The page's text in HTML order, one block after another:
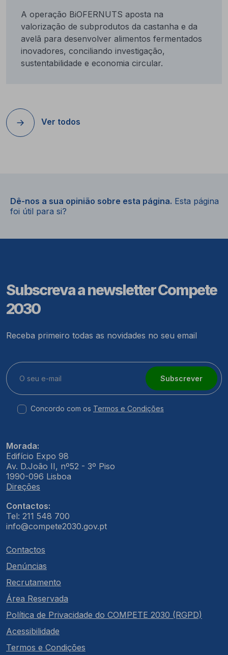
A operação BiOFERNUTS aposta na
valorização de subprodutos da castanha e da
avelã para desenvolver alimentos fermentados
inovadores, conciliando investigação,
sustentabilidade e economia circular.
Ver todos
Dê-nos a sua opinião sobre esta página. Esta página
foi útil para si?
Subscreva a newsletter Compete
2030
Receba primeiro todas as novidades no seu email
Subscrever
Concordo com os Termos e Condições
Morada:
Edifício Expo 98
Av. D.João II, nº52 - 3º Piso
1990-096 Lisboa
Direções
Contactos:
Tel: 211 548 700
info@compete2030.gov.pt
Contactos
Denúncias
Recrutamento
Área Reservada
Política de Privacidade do COMPETE 2030 (RGPD)
Acessibilidade
Termos e Condições